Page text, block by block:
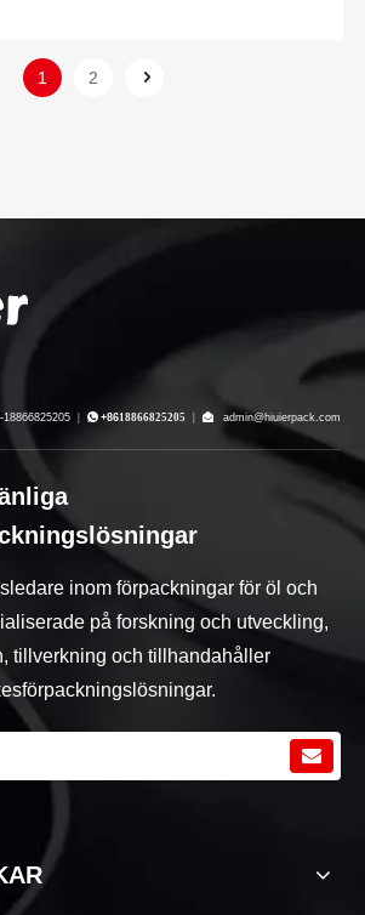
1 2
18866825205 |  +8618866825205 |  admin@hiuierpack.com
inom förpackningar för öl och
på forskning och utveckling,
tillverkning och tillhandahåller